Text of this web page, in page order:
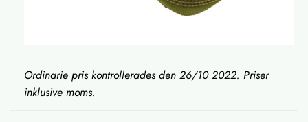
Ordinarie pris kontrollerades den 26/10 2022. Priser
inklusive moms.